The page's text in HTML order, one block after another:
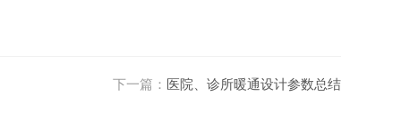
下一篇： 医院、诊所暖通设计参数总结